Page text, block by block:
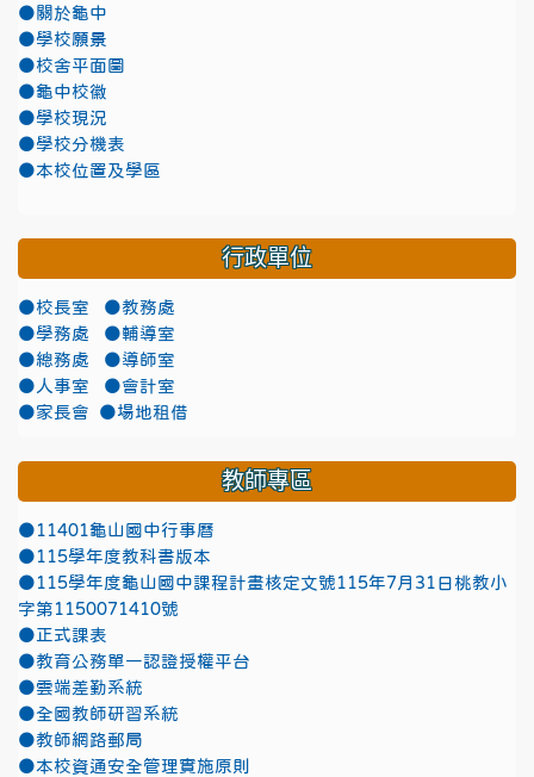
●關於龜中
●學校願景
●校舍平面圖
●龜中校徽
●學校現況
●學校分機表
●本校位置及學區
行政單位
●校長室
●教務處
●學務處
●輔導室
●總務處
●導師室
●人事室
●會計室
●家長會
●場地租借
教師專區
●11401龜山國中行事曆
●115學年度教科書版本
●115學年度龜山國中課程計畫核定文號115年7月31日桃教小
字第1150071410號
●正式課表
●教育公務單一認證授權平台
●雲端差勤系統
●全國教師研習系統
●教師網路郵局
●本校資通安全管理實施原則